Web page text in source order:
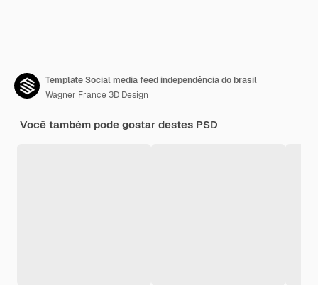
Template Social media feed independência do brasil
Wagner France 3D Design
Você também pode gostar destes PSD